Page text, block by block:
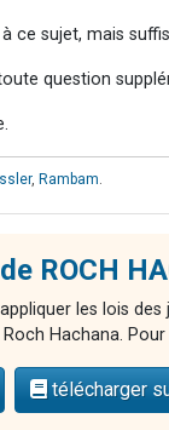
ce sujet, mais
question
, Rambam
ROCH
les lois
Hachana.
télécharger